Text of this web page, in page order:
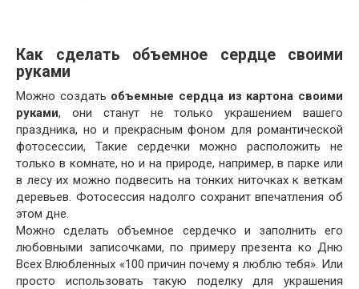
Как сделать объемное сердце своими
руками
Можно создать объемные сердца из картона своими
руками, они станут не только украшением вашего
праздника, но и прекрасным фоном для романтической
фотосессии, Такие сердечки можно расположить не
только в комнате, но и на природе, например, в парке или
в лесу их можно подвесить на тонких ниточках к веткам
деревьев. Фотосессия надолго сохранит впечатления об
этом дне.
Можно сделать объемное сердечко и заполнить его
любовными записочками, по примеру презента ко Дню
Всех Влюбленных «100 причин почему я люблю тебя». Или
просто использовать такую поделку для украшения